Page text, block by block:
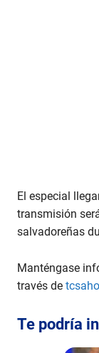
El especial
transmisión
salvadoreñas
Manténgase
través de
Te podría